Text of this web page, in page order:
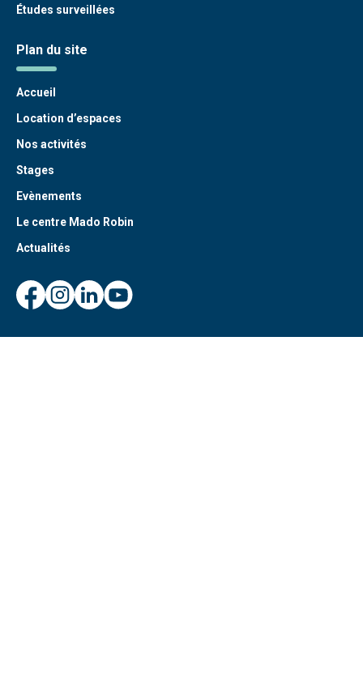
Études surveillées
Plan du site
Accueil
Location d’espaces
Nos activités
Stages
Evènements
Le centre Mado Robin
Actualités